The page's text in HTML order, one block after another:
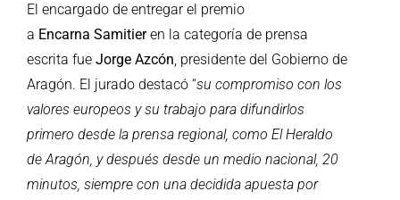
El encargado de entregar el premio
a Encarna Samitieren la categoría de prensa
escrita fue Jorge Azcón, presidente del Gobierno de
Aragón. El jurado destacó “su compromiso con los
valores europeos y su trabajo para difundirlos
primero desde la prensa regional, como El Heraldo
de Aragón, y después desde un medio nacional, 20
minutos, siempre con una decidida apuesta por